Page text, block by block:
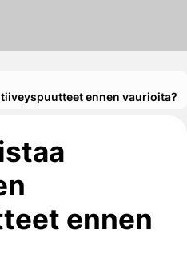
ennen vaurioita?
ennen